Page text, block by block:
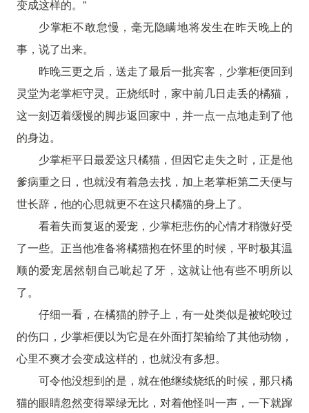
变成这样的。”
少掌柜不敢怠慢，毫无隐瞒地将发生在昨天晚上的
事，说了出来。
昨晚三更之后，送走了最后一批宾客，少掌柜便回到
灵堂为老掌柜守灵。正烧纸时，家中前几日走丢的橘猫，
这一刻迈着缓慢的脚步返回家中，并一点一点地走到了他
的身边。
少掌柜平日最爱这只橘猫，但因它走失之时，正是他
爹病重之日，也就没有着急去找，加上老掌柜第二天便与
世长辞，他的心思就更不在这只橘猫的身上了。
看着失而复返的爱宠，少掌柜悲伤的心情才稍微好受
了一些。正当他准备将橘猫抱在怀里的时候，平时极其温
顺的爱宠居然朝自己呲起了牙，这就让他有些不明所以
了。
仔细一看，在橘猫的脖子上，有一处类似是被蛇咬过
的伤口，少掌柜便以为它是在外面打架输给了其他动物，
心里不爽才会变成这样的，也就没有多想。
可令他没想到的是，就在他继续烧纸的时候，那只橘
猫的眼睛忽然变得翠绿无比，对着他怪叫一声，一下就蹿